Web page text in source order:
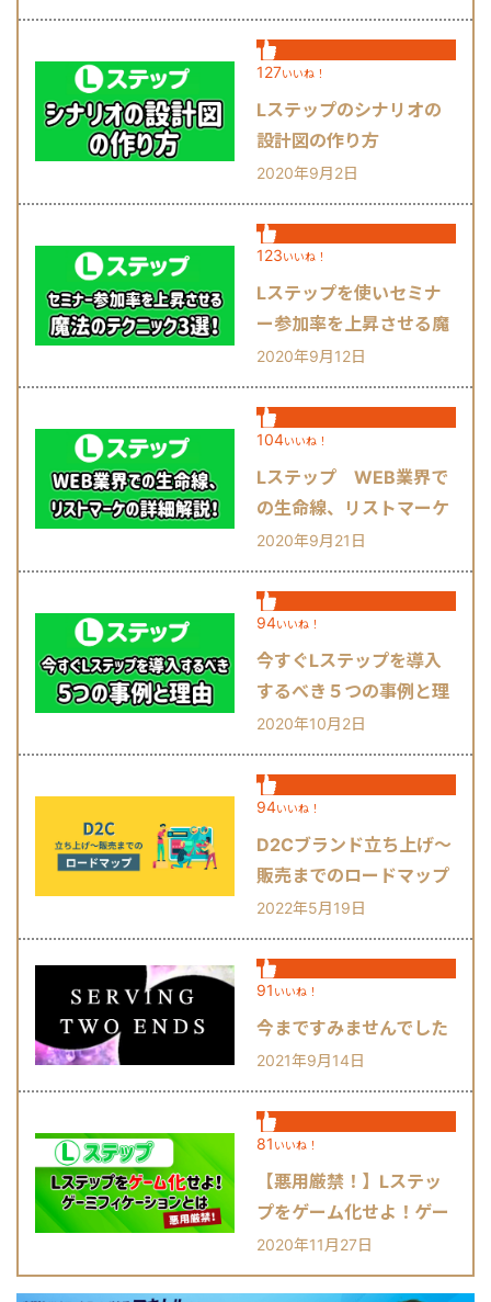
127いいね！
Lステップのシナリオの
設計図の作り方
2020年9月2日
123いいね！
Lステップを使いセミナ
ー参加率を上昇させる魔
法のテクニック3選！
2020年9月12日
104いいね！
Lステップ WEB業界で
の生命線、リストマーケ
の詳細解説！
2020年9月21日
94いいね！
今すぐLステップを導入
するべき５つの事例と理
由
2020年10月2日
94いいね！
D2Cブランド立ち上げ～
販売までのロードマップ
2022年5月19日
91 いいね！
今まですみませんでした
2021年9月14日
81 いいね！
【悪用厳禁！】Lステッ
プをゲーム化せよ！ゲー
ミフィケーションとは？
2020年11月27日